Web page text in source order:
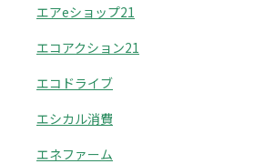
エアeショップ21
エコアクション21
エコドライブ
エシカル消費
エネファーム